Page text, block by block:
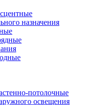
назначения
потолочные
освещения